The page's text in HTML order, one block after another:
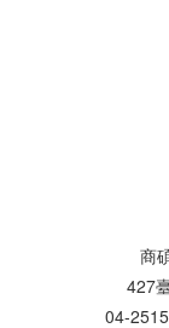
商
427
04-